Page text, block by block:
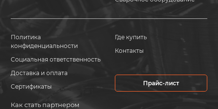
Политика
конфиденциальности
Социальная ответственность
Доставка и оплата
Сертификаты
Как стать партнером
Где купить
Контакты
Прайс-лист